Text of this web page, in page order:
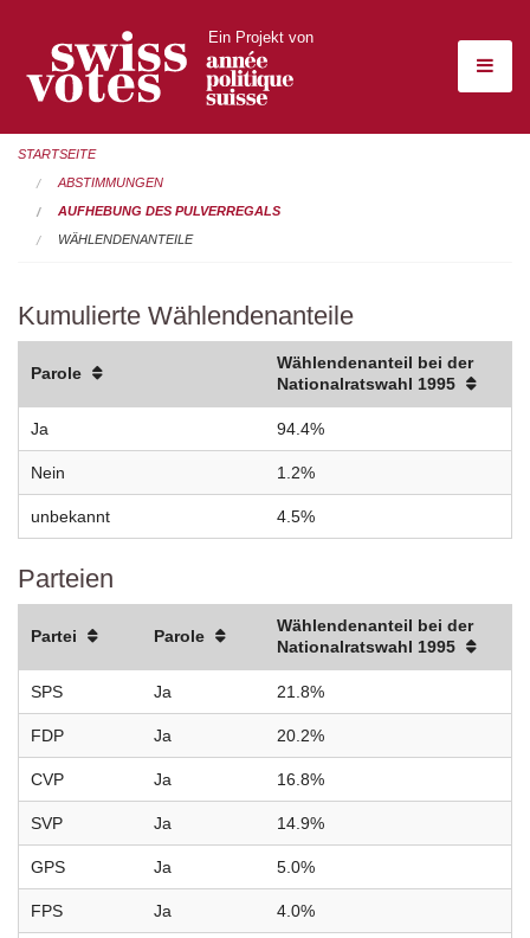
Ein Projekt von
STARTSEITE
ABSTIMMUNGEN
AUFHEBUNG DES PULVERREGALS
WÄHLENDENANTEILE
Kumulierte Wählendenanteile
Parole
Wählendenanteil bei der
Nationalratswahl 1995
Ja 94.4%
Nein 1.2%
unbekannt 4.5%
Parteien
Partei Parole
Wählendenanteil bei der
Nationalratswahl 1995
SPS Ja 21.8%
FDP Ja 20.2%
CVP Ja 16.8%
SVP Ja 14.9%
GPS Ja 5.0%
FPS Ja 4.0%